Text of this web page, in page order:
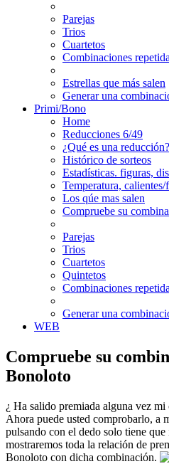
Parejas
Trios
Cuartetos
Combinaciones
Estrellas que más salen
Generar una
Primi/Bono
Home
Reducciones 6/49
¿Qué es una reducción?
Histórico de sorteos
Estadísticas. figuras,
Temperatura, calientes/
Los qúe mas salen
Compruebe su
Parejas
Trios
Cuartetos
Quintetos
Combinaciones
Generar una
WEB
Compruebe su
Bonoloto
¿ Ha salido premiada alguna vez
Ahora puede usted comprobarlo, a
pulsando con el dedo solo tiene
mostraremos toda la relación de
Bonoloto con dicha combinación.